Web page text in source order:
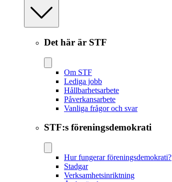
Det här är STF
Om STF
Lediga jobb
Hållbarhetsarbete
Påverkansarbete
Vanliga frågor och svar
STF:s föreningsdemokrati
Hur fungerar föreningsdemokrati?
Stadgar
Verksamhetsinriktning